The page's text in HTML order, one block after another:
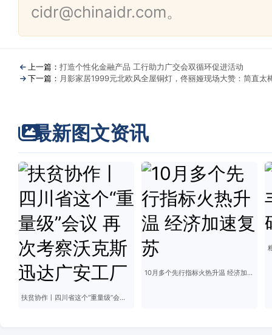
cidr@chinaidr.com。
上一篇： 打造个性化金融产品 工行助力广交会双循环促进活动
下一篇： 月影家居1999元北欧风全屋铜灯，佟丽娅现场大赞：简直太
最新图文资讯
扶贫协作丨四川省这个“重量级”会议 再次考察沃克斯迅达广安工厂
10月多个先行指标火热升温 经济加速复苏